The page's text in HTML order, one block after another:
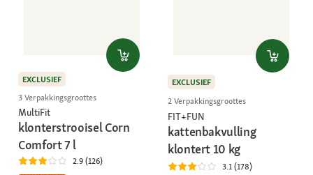
EXCLUSIEF
3 Verpakkingsgroottes
MultiFit
klonterstrooisel Corn
Comfort 7 l
2.9 (126)
EXCLUSIEF
2 Verpakkingsgroottes
FIT+FUN
kattenbakvulling
klontert 10 kg
3.1 (178)